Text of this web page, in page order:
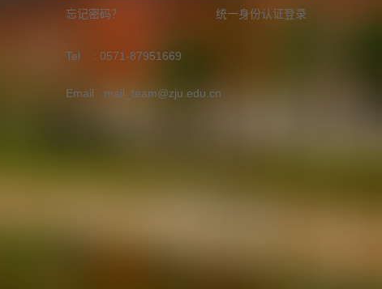
忘记密码？ 统一身份认证登录
Tel : 0571-87951669
Email : mail_team@zju.edu.cn